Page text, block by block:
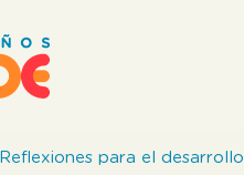
Reflexiones para el desarrollo